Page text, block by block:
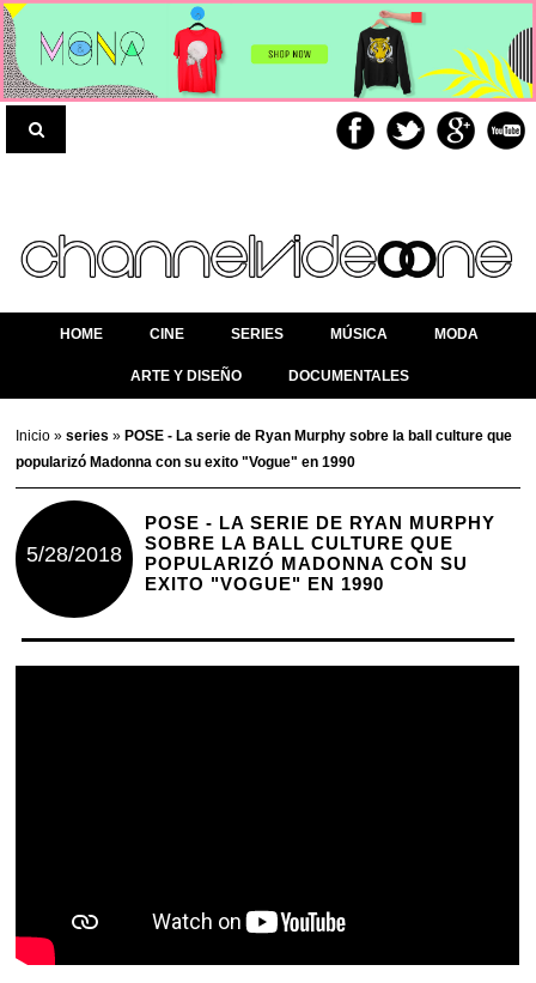
HOME CINE SERIES MÚSICA MODA
ARTE Y DISEÑO DOCUMENTALES
Inicio»series» POSE - La serie de Ryan Murphy sobre la ball culture que
popularizó Madonna con su exito "Vogue" en 1990
5/28/2018
POSE - LA SERIE DE RYAN MURPHY
SOBRE LA BALL CULTURE QUE
POPULARIZÓ MADONNA CON SU
EXITO "VOGUE" EN 1990